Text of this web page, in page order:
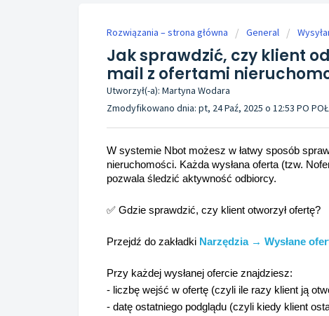
Rozwiązania – strona główna General
Jak sprawdzić, czy klient
mail z ofertami
Utworzył(-a): Martyna Wodara
Zmodyfikowano dnia: pt, 24 Paź, 2025 o 12:53 PO
W systemie Nbot możesz w łatwy sposób
nieruchomości. Każda wysłana oferta (tzw.
pozwala śledzić aktywność odbiorcy.
✅ Gdzie sprawdzić, czy klient otworzył ofertę?
Przejdź do zakładki Narzędzia → Wysłane
Przy każdej wysłanej ofercie znajdziesz:
- liczbę wejść w ofertę (czyli ile razy klient ją
- datę ostatniego podglądu (czyli kiedy klient